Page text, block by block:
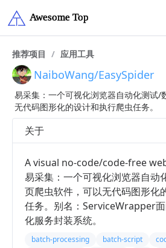
推荐项目 / 应用工具
NaiboWang/EasySpider
易采集：一个可视化浏览器自动化测试/
无代码图形化的设计和执行爬虫任务。
关于
A visual no-code/code-free
易采集：一个可视化浏览器自动
页爬虫软件，可以无代码图形化
任务。别名：ServiceWrapper
化服务封装系统。
batch-processing batch-script